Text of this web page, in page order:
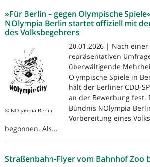
»Für Berlin – gegen Olympische
NOlympia Berlin startet offiziell mit
des Volksbegehrens
© NOlympia Berlin
20.01.2026 | Nach
repräsentativen
überwältigende
Olympische Spiele in
hält der Berliner CDU-
an der Bewerbung fest.
Bündnis NOlympia
Vorbereitung eines
begonnen. Als...
Straßenbahn-Flyer vom Bahnhof Zoo